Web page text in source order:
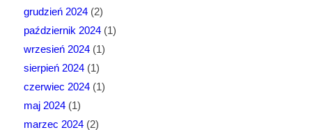
grudzień 2024(2)
październik 2024(1)
wrzesień 2024(1)
sierpień 2024(1)
czerwiec 2024(1)
maj 2024(1)
marzec 2024(2)